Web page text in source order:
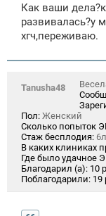
Как ваши
развивалась?у
хгч,переживаю.
Tanusha48
Пол: Женский
Сколько попыток
Стаж бесплодия:
В каких клиниках
Где было удачное
Благодарил (а): 10
Поблагодарили: 19